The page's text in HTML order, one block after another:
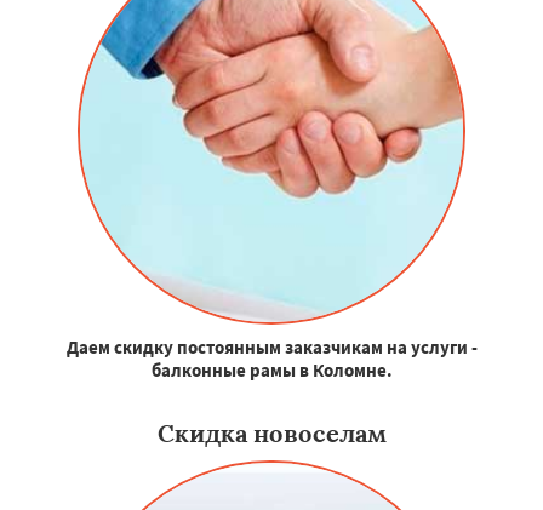
Даем скидку постоянным заказчикам на услуги -
балконные рамы в Коломне.
Скидка новоселам